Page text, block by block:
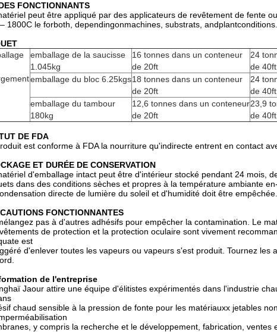
FONCTIONNANTS
peut être appliqué par des applicateurs de revêtement de fente
1800C le forboth, dependingonmachines, substrats, andplantconditions.
emballage de la saucisse
1.045kg
16 tonnes dans un conteneur
de 20ft
24
de 40ft
emballage du bloc 6.25kgs18 tonnes dans un conteneur
de 20ft
24
de 40ft
emballage du tambour
180kg
12,6 tonnes dans un conteneur
de 20ft
23,9
de 40ft
DE FDA
est conforme à FDA la nourriture qu'indirecte entrent en contact
ET DURÉE DE CONSERVATION
d'emballage intact peut être d'intérieur stocké pendant 24 mois,
dans des conditions sèches et propres à la température ambiante
directe de lumière du soleil et d'humidité doit être empêchée.
FONCTIONNANTES
pas à d'autres adhésifs pour empêcher la contamination. Le
de protection et la protection oculaire sont vivement
est
d'enlever toutes les vapeurs ou vapeurs s'est produit. Tournez les
de l'entreprise
Jaour attire une équipe d'élitistes expérimentés dans l'industrie
chaud sensible à la pression de fonte pour les matériauxx jetables
y compris la recherche et le développement, fabrication, ventes